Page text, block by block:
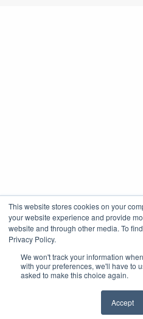
This website stores cookies on your
your website experience and provide
website and through other media. To
Privacy Policy.
We won't track your information
with your preferences, we'll have to
asked to make this choice again.
Accept